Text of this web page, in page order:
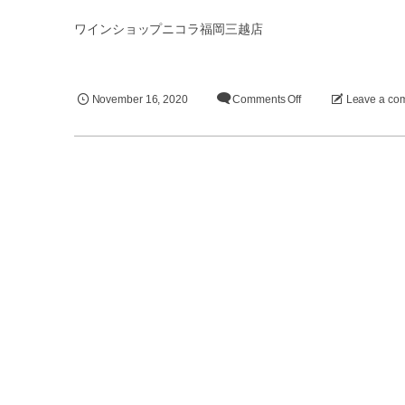
ワインショップニコラ福岡三越店
November 16,2020 Comments Off Leave a